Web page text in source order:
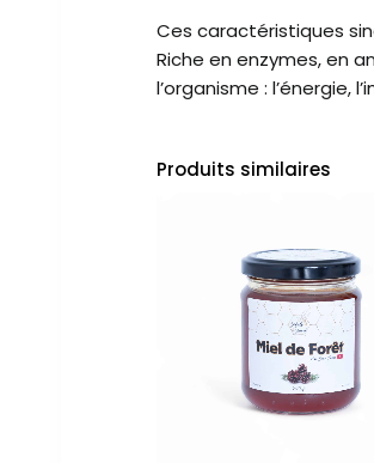
Ces caractéristiques
Riche en enzymes, en
l’organisme :
Produits similaires